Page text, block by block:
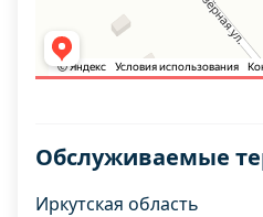
Обслуживаемые
Иркутская область